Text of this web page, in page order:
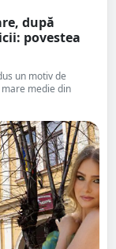
după
povestea
un motiv de
medie din